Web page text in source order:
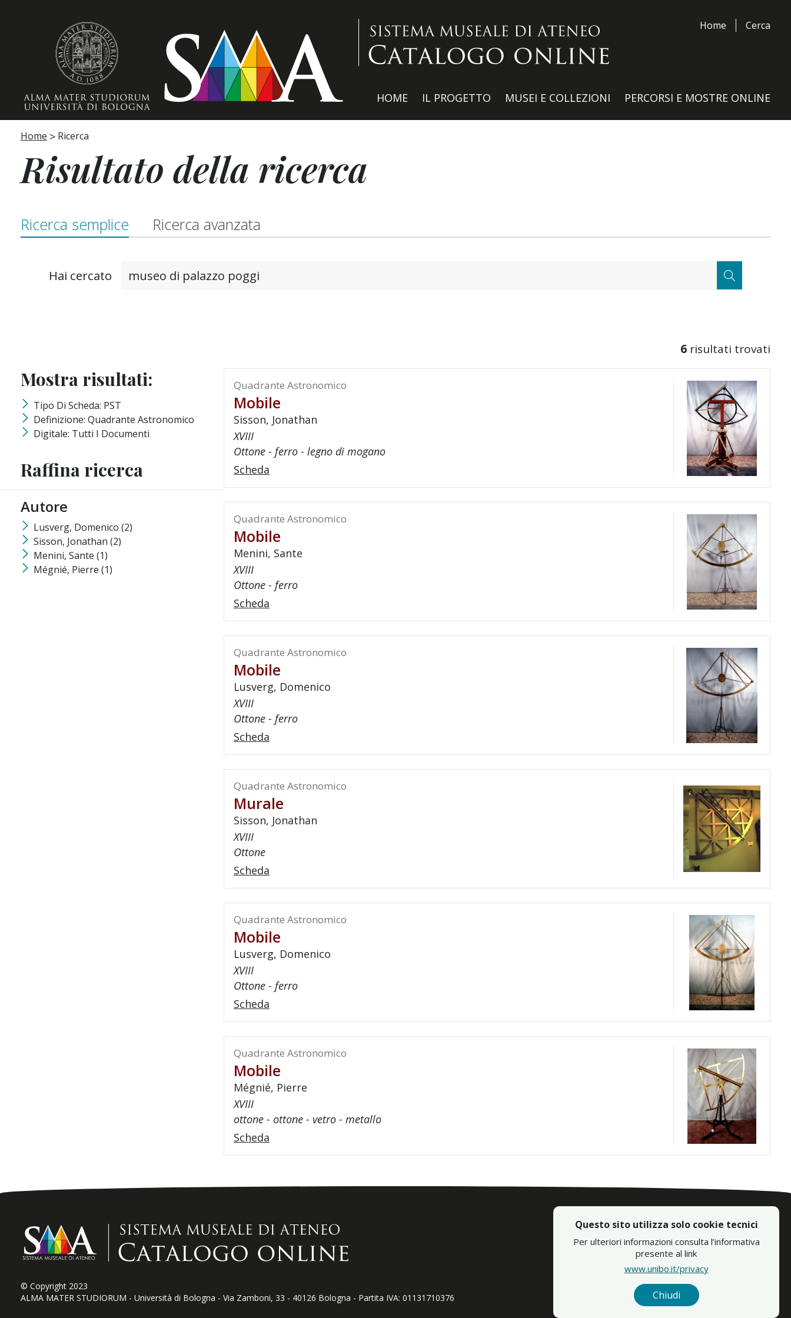
Home page Home Cerca
HOME IL PROGETTO MUSEI E COLLEZIONI PERCORSI E MOSTRE ONLINE
Home Ricerca
Risultato della ricerca
Ricerca semplice Ricerca avanzata
Hai cercato
CERCA
6 risultati trovati
Mostra risultati:
Tipo Di Scheda: PST
Definizione: Quadrante Astronomico
Digitale: Tutti I Documenti
Raffina ricerca
Autore
Lusverg, Domenico (2)
Sisson, Jonathan (2)
Menini, Sante (1)
Mégnié, Pierre (1)
Quadrante Astronomico
Mobile
Sisson, Jonathan
XVIII
Ottone - ferro - legno di mogano
Scheda
Quadrante Astronomico
Mobile
Menini, Sante
XVIII
Ottone - ferro
Scheda
Quadrante Astronomico
Mobile
Lusverg, Domenico
XVIII
Ottone - ferro
Scheda
Quadrante Astronomico
Murale
Sisson, Jonathan
XVIII
Ottone
Scheda
Quadrante Astronomico
Mobile
Lusverg, Domenico
XVIII
Ottone - ferro
Scheda
Quadrante Astronomico
Mobile
Mégnié, Pierre
XVIII
ottone - ottone - vetro - metallo
Scheda
Contatti
Accessibiltà
Cookie e Privacy policy
Crediti
LOD
© Copyright 2023
ALMA MATER STUDIORUM - Università di Bologna - Via Zamboni, 33 - 40126 Bologna - Partita IVA: 01131710376
SEGUICI SU
Questo sito utilizza solo cookie tecnici
Per ulteriori informazioni consulta l’informativa
presente al link
www.unibo.it/privacy
Chiudi